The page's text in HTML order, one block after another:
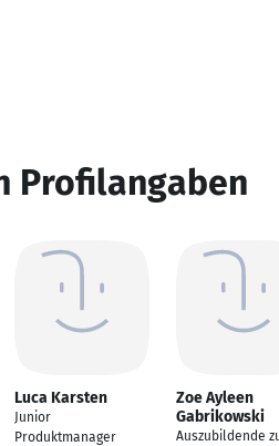
Profilangaben
Luca Karsten
Junior
Produktmanager
Zoe Ayleen
Gabrikowski
Auszubildende